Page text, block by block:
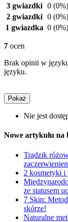
3 gwiazdki 0 (0%)
2 gwiazdki 0 (0%)
1 gwiazdka 0 (0%)
7 ocen
Brak opinii w
języku.
Pokaż
Nie jest
Nowe artykułu na
Trądzik
2 kosmetyki i
ze statusem
7 Skin:
skórze!
Naturalne